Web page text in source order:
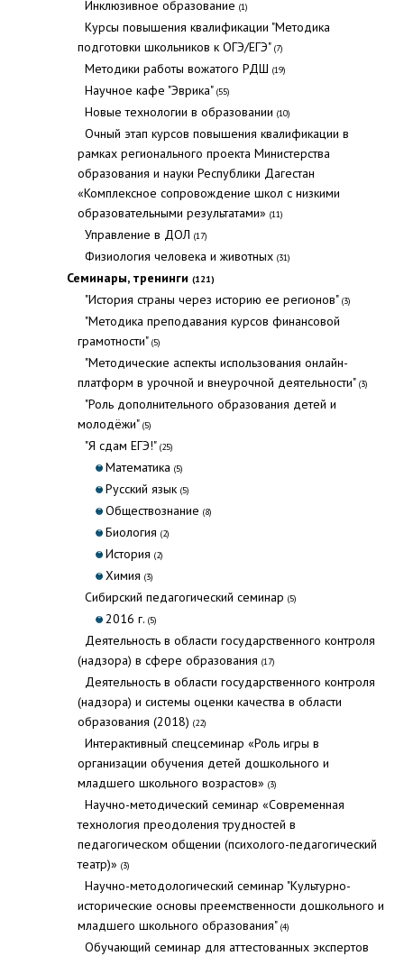
Инклюзивное образование (1)
Курсы повышения квалификации "Методика
подготовки школьников к ОГЭ/ЕГЭ" (7)
Методики работы вожатого РДШ (19)
Научное кафе "Эврика" (55)
Новые технологии в образовании (10)
Очный этап курсов повышения квалификации в
рамках регионального проекта Министерства
образования и науки Республики Дагестан
«Комплексное сопровождение школ с низкими
образовательными результатами» (11)
Управление в ДОЛ (17)
Физиология человека и животных (31)
Семинары, тренинги (121)
"История страны через историю ее регионов" (3)
"Методика преподавания курсов финансовой
грамотности" (5)
"Методические аспекты использования онлайн-
платформ в урочной и внеурочной деятельности" (3)
"Роль дополнительного образования детей и
молодёжи" (5)
"Я сдам ЕГЭ!" (25)
Математика (5)
Русский язык (5)
Обществознание (8)
Биология (2)
История (2)
Химия (3)
Cибирский педагогический семинар (5)
2016 г. (5)
Деятельность в области государственного контроля
(надзора) в сфере образования (17)
Деятельность в области государственного контроля
(надзора) и системы оценки качества в области
образования (2018) (22)
Интерактивный спецсеминар «Роль игры в
организации обучения детей дошкольного и
младшего школьного возрастов» (3)
Научно-методический семинар «Современная
технология преодоления трудностей в
педагогическом общении (психолого-педагогический
театр)» (3)
Научно-методологический семинар "Культурно-
исторические основы преемственности дошкольного и
младшего школьного образования" (4)
Обучающий семинар для аттестованных экспертов